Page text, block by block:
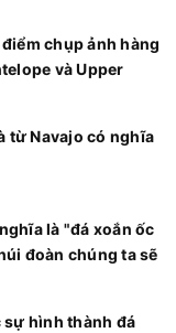
chụp ảnh hàng
và Upper
từ Navajo có nghĩa
là "đá xoắn ốc
đoàn chúng ta sẽ
sự hình thành đá